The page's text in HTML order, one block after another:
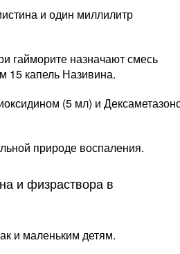
и один миллилитр
гайморите назначают смесь
15 капель Називина.
(5 мл) и
природе воспаления.
и физраствора в
и маленьким детям.